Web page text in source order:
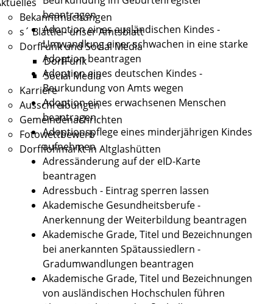
Bekanntmachungen
s´ Blättle - unser Amtsblatt
DorfFunk und Social Media
DorfFunk
Social Media
Karriere
Ausschreibungen
Gemeindenachrichten
Fotowettbewerb
Dorfflohmarkt in Altglashütten
beantragen
Adoption eines ausländischen Kindes -
Umwandlung einer schwachen in eine starke
Adoption beantragen
Adoption eines deutschen Kindes -
Beurkundung von Amts wegen
Adoption eines erwachsenen Menschen
beantragen
Adoptionspflege eines minderjährigen Kindes
aufnehmen
Adressänderung auf der eID-Karte
beantragen
Adressbuch - Eintrag sperren lassen
Akademische Gesundheitsberufe -
Anerkennung der Weiterbildung beantragen
Akademische Grade, Titel und Bezeichnungen
bei anerkannten Spätaussiedlern -
Gradumwandlungen beantragen
Akademische Grade, Titel und Bezeichnungen
von ausländischen Hochschulen führen